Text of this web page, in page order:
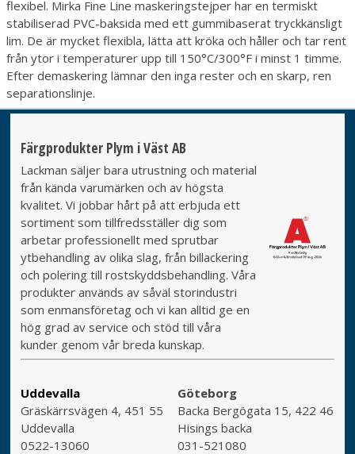
flexibel. Mirka Fine Line maskeringstejper har en termiskt
stabiliserad PVC-baksida med ett gummibaserat tryckkänsligt
lim. De är mycket flexibla, lätta att kröka och håller och tar rent
från ytor i temperaturer upp till 150°C/300°F i minst 1 timme.
Efter demaskering lämnar den inga rester och en skarp, ren
separationslinje.
Färgprodukter Plym i Väst AB
Lackman säljer bara utrustning och material
från kända varumärken och av högsta
kvalitet. Vi jobbar hårt på att erbjuda ett
sortiment som tillfredsställer dig som
arbetar professionellt med sprutbar
ytbehandling av olika slag, från billackering
och polering till rostskyddsbehandling. Våra
produkter används av såväl storindustri
som enmansföretag och vi kan alltid ge en
hög grad av service och stöd till våra
kunder genom vår breda kunskap.
Uddevalla
Gräskärrsvägen 4, 451 55
Uddevalla
0522-13060
Göteborg
Backa Bergögata 15, 422 46
Hisings backa
031-521080